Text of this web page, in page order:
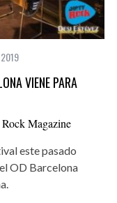
VIENE PARA
Magazine
este pasado
OD Barcelona